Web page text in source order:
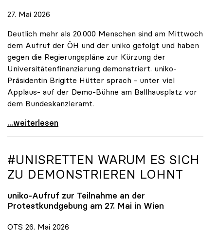
27. Mai 2026
Deutlich mehr als 20.000 Menschen sind am Mittwoch
dem Aufruf der ÖH und der uniko gefolgt und haben
gegen die Regierungspläne zur Kürzung der
Universitätenfinanzierung demonstriert. uniko-
Präsidentin Brigitte Hütter sprach - unter viel
Applaus- auf der Demo-Bühne am Ballhausplatz vor
dem Bundeskanzleramt.
\"Wir nehmen es nicht hin\": Rede von
...weiterlesen
#UNISRETTEN WARUM ES SICH
ZU DEMONSTRIEREN LOHNT
uniko-Aufruf zur Teilnahme an der
Protestkundgebung am 27. Mai in Wien
OTS 26. Mai 2026